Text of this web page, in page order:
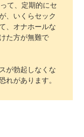
て、定期的にセ
、いくらセック
、オナホールな
た方が無難で
が勃起しなくな
れがあります。